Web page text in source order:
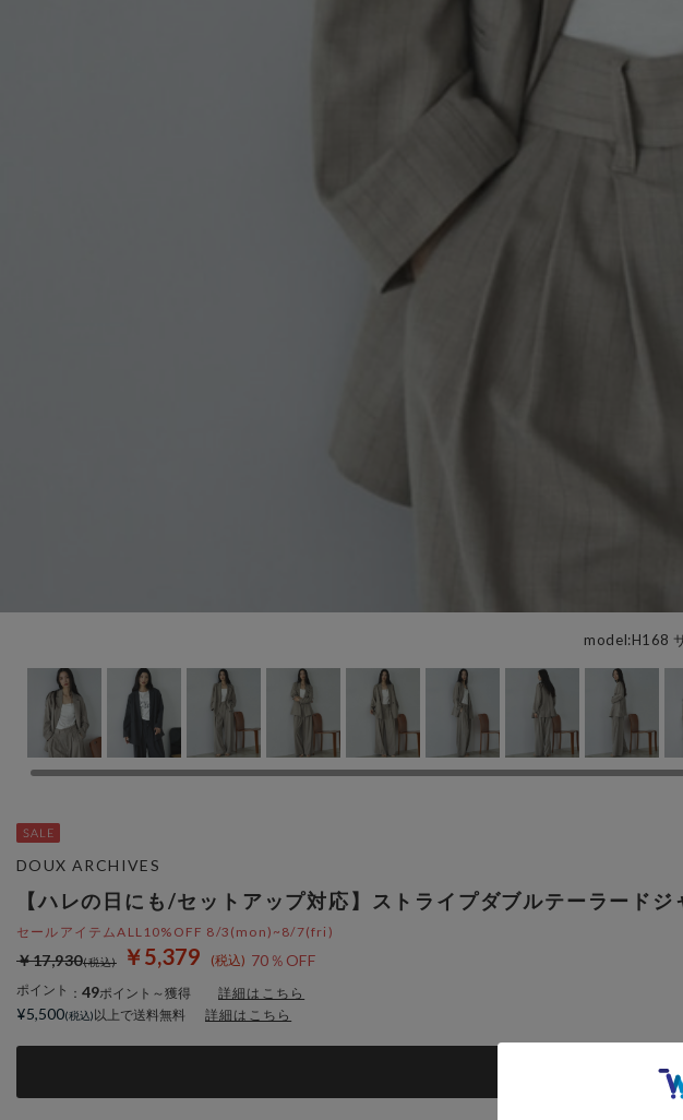
model:H168
【ハレの日にも/セットアップ対応】ストライプダブルテーラードジ
セールアイテムALL10%OFF 8/3(mon)~8/7(fri)
￥5,379 70％OFF
￥17,930
ポイント ： 49ポイント～獲得 詳細はこちら
カ
DOUX ARCHIVES
¥5,500 以上で送料無料 詳細はこちら